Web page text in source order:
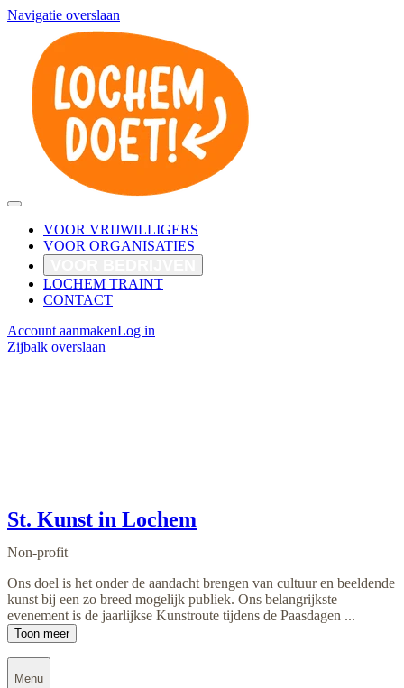
Navigatie overslaan
VOOR VRIJWILLIGERS
VOOR ORGANISATIES
LOCHEM TRAINT
CONTACT
Account aanmakenLog in
Zijbalk overslaan
St. Kunst in Lochem
Non-profit
Ons doel is het onder de aandacht brengen van cultuur en beeldende
kunst bij een zo breed mogelijk publiek. Ons belangrijkste
evenement is de jaarlijkse Kunstroute tijdens de Paasdagen ...
Toon meer
Menu